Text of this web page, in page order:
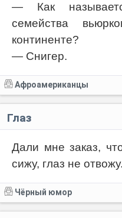
— Как
семейства
континенте?
— Снигер.
Афроамериканцы
Глаз
Дали мне заказ,
сижу, глаз не
Чёрный юмор